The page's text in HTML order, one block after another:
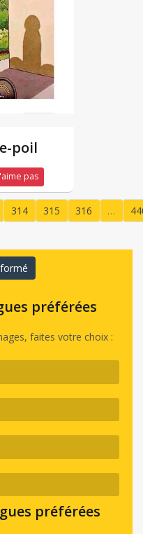
poil
pas
314 315 316 …
préférées
faites votre choix :
préférées